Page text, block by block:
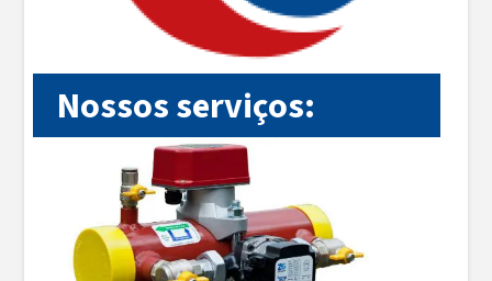
Nossos serviços: